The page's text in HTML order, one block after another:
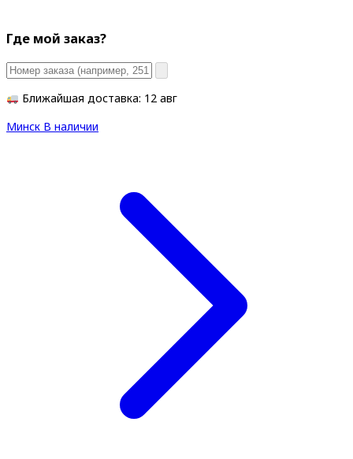
Где мой заказ?
Ближайшая доставка: 12 авг
Минск В наличии